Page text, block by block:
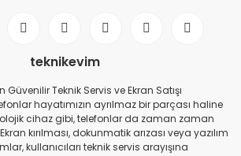
teknikevim
Güvenilir Teknik Servis ve Ekran Satışı
hayatımızın ayrılmaz bir parçası haline
cihaz gibi, telefonlar da zaman zaman
kırılması, dokunmatik arızası veya yazılım
kullanıcıları teknik servis arayışına